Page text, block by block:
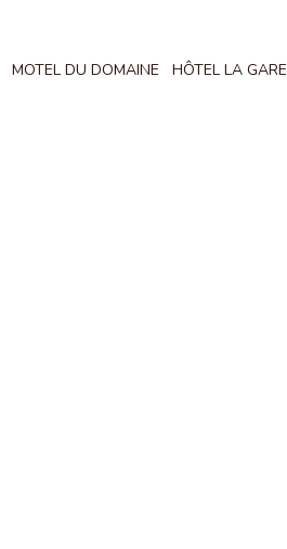
MOTEL DU DOMAINE HÔTEL LA GARE